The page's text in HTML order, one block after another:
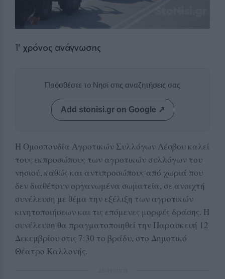
1' χρόνος ανάγνωσης
Προσθέστε το Νησί στις αναζητήσεις σας
Add stonisi.gr on Google ↗
Η Ομοσπονδία Αγροτικών Συλλόγων Λέσβου καλεί
τους εκπροσώπους των αγροτικών συλλόγων του
νησιού, καθώς και αντιπροσώπους από χωριά που
δεν διαθέτουν οργανωμένα σωματεία, σε ανοιχτή
συνέλευση με θέμα την εξέλιξη των αγροτικών
κινητοποιήσεων και τις επόμενες μορφές δράσης. Η
συνέλευση θα πραγματοποιηθεί την Παρασκευή 12
Δεκεμβρίου στις 7:30 το βράδυ, στο Δημοτικό
Θέατρο Καλλονής.